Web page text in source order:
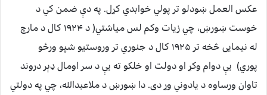
عکس العمل ښودلو تر پولي خوابدي کړل. په دې ضمن کي د
خوست ښورښ، چي زیات وکم لس میاشتي( د ۱۹۲۴ کال د مارچ
له نیمایی څخه تر ۱۹۲۵ کال د جنوري تر وروستیو شپو ورځو
پوري) یې دوام وکړ او دولت او خلکو ته یې د سر اومال ډېر دروند
تاوان ورساوه د یادوني وړ دی. دا ښورښ د ملاعبدالله، چي په دولتي